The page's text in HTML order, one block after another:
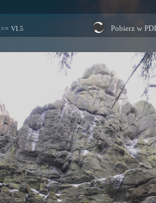
>= VI.5 Pobierz w